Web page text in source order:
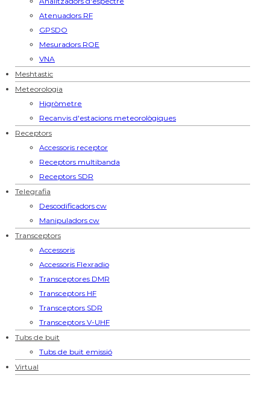
Atenuadors RF
GPSDO
Mesuradors ROE
VNA
Meshtastic
Meteorologia
Higròmetre
Recanvis d'estacions meteorològiques
Receptors
Accessoris receptor
Receptors multibanda
Receptors SDR
Telegrafia
Descodificadors cw
Manipuladors cw
Transceptors
Accessoris
Accessoris Flexradio
Transceptores DMR
Transceptors HF
Transceptors SDR
Transceptors V-UHF
Tubs de buit
Tubs de buit emissió
Virtual